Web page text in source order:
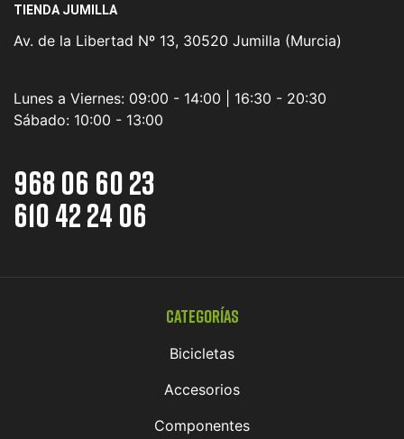
TIENDA JUMILLA
Av. de la Libertad Nº 13, 30520 Jumilla (Murcia)
Lunes a Viernes: 09:00 - 14:00 | 16:30 - 20:30
Sábado: 10:00 - 13:00
968 06 60 23
610 42 24 06
Categorías
Bicicletas
Accesorios
Componentes